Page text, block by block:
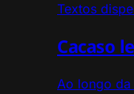
Textos
Cacaso
Ao longo da